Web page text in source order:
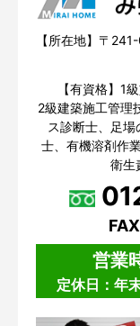
【所在地】〒
【有資格】1
2級建築施工管理
ス診断士、足
士、有機溶剤作
衛生
営業
定休日：年